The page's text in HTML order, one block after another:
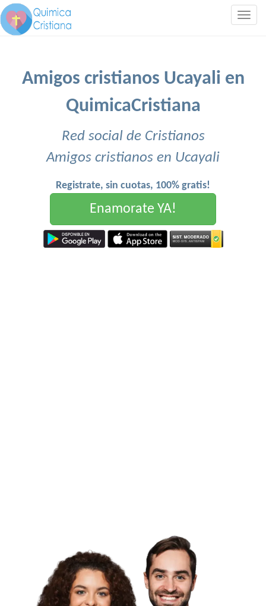
Amigos cristianos Ucayali en
QuimicaCristiana
Red social de Cristianos
Amigos cristianos en Ucayali
Registrate, sin cuotas, 100% gratis!
Enamorate YA!